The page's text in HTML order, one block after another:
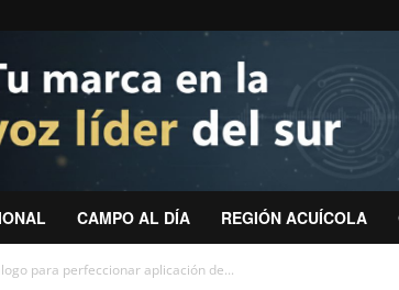
CAMPO AL DÍA REGIÓN ACUÍCOLA
para perfeccionar aplicación de...